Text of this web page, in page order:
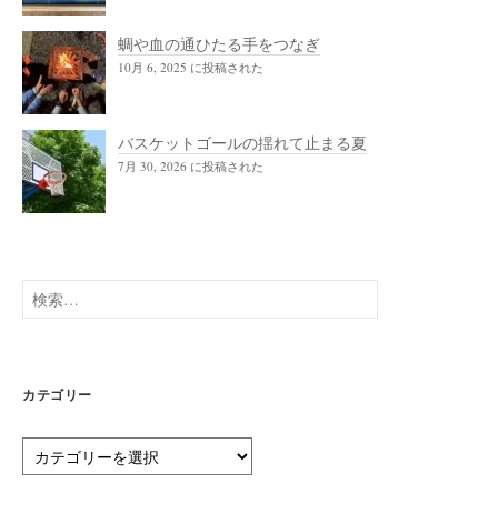
蜩や血の通ひたる手をつなぎ
10月 6, 2025 に投稿された
バスケットゴールの揺れて止まる夏
7月 30, 2026 に投稿された
検
索:
カテゴリー
テ